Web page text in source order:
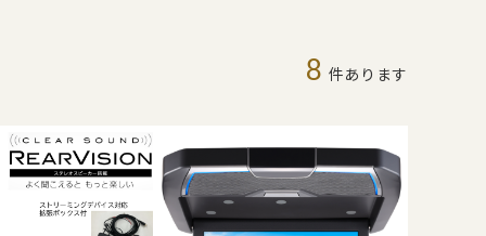
8 件あります